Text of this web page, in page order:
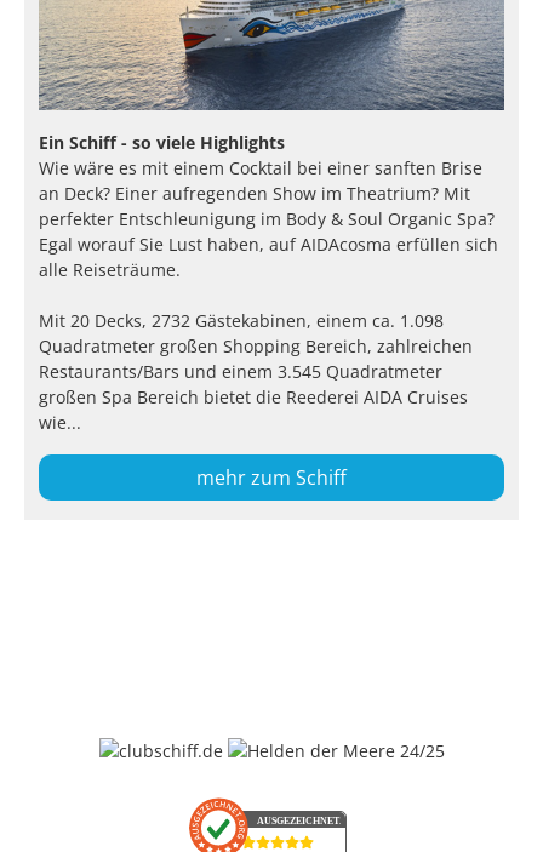
Ein Schiff - so viele Highlights
Wie wäre es mit einem Cocktail bei einer sanften Brise
an Deck? Einer aufregenden Show im Theatrium? Mit
perfekter Entschleunigung im Body & Soul Organic Spa?
Egal worauf Sie Lust haben, auf AIDAcosma erfüllen sich
alle Reiseträume.
Mit 20 Decks, 2732 Gästekabinen, einem ca. 1.098
Quadratmeter großen Shopping Bereich, zahlreichen
Restaurants/Bars und einem 3.545 Quadratmeter
großen Spa Bereich bietet die Reederei AIDA Cruises
wie...
mehr zum Schiff
AUSGEZEICHNET